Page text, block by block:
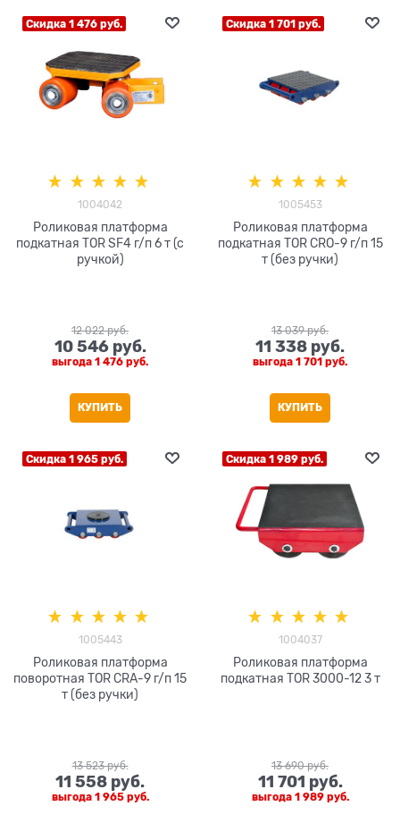
Скидка 1 476 руб.
1004042
Роликовая платформа
подкатная TOR SF4 г/п 6 т (с
ручкой)
12 022 руб.
10 546 руб.
выгода 1 476 руб.
КУПИТЬ
Скидка 1 701 руб.
1005453
Роликовая платформа
подкатная TOR CRO-9 г/п 15
т (без ручки)
13 039 руб.
11 338 руб.
выгода 1 701 руб.
КУПИТЬ
Скидка 1 965 руб.
1005443
Роликовая платформа
поворотная TOR CRA-9 г/п 15
т (без ручки)
13 523 руб.
11 558 руб.
выгода 1 965 руб.
Скидка 1 989 руб.
1004037
Роликовая платформа
подкатная TOR 3000-12 3 т
13 690 руб.
11 701 руб.
выгода 1 989 руб.